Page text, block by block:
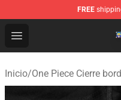
FREE
Open menu
One Piece Store -
Inicio/One Piece Cierre